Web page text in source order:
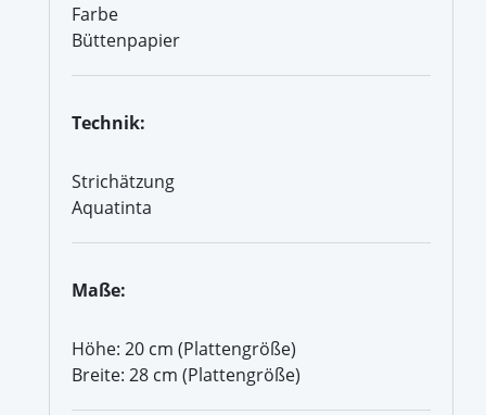
Farbe
Büttenpapier
Technik:
Strichätzung
Aquatinta
Maße:
Höhe: 20 cm (Plattengröße)
Breite: 28 cm (Plattengröße)